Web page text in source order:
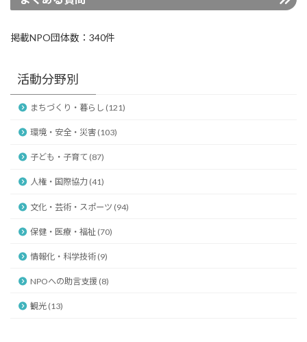
掲載NPO団体数：340件
活動分野別
まちづくり・暮らし (121)
環境・安全・災害 (103)
子ども・子育て (87)
人権・国際協力 (41)
文化・芸術・スポーツ (94)
保健・医療・福祉 (70)
情報化・科学技術 (9)
NPOへの助言支援 (8)
観光 (13)